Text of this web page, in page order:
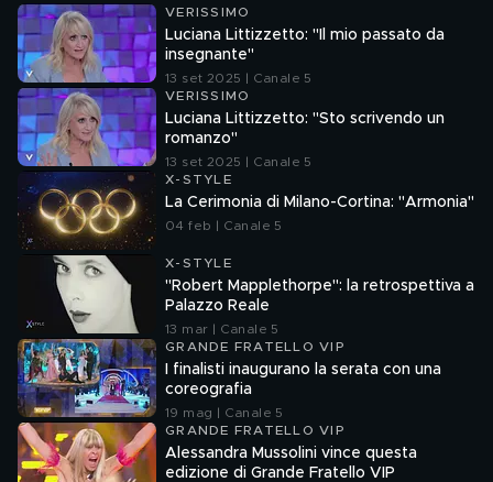
VERISSIMO
Luciana Littizzetto: "Il mio passato da
insegnante"
13 set 2025 | Canale 5
VERISSIMO
Luciana Littizzetto: "Sto scrivendo un
romanzo"
13 set 2025 | Canale 5
X-STYLE
La Cerimonia di Milano-Cortina: "Armonia"
04 feb | Canale 5
X-STYLE
"Robert Mapplethorpe": la retrospettiva a
Palazzo Reale
13 mar | Canale 5
GRANDE FRATELLO VIP
I finalisti inaugurano la serata con una
coreografia
19 mag | Canale 5
GRANDE FRATELLO VIP
Alessandra Mussolini vince questa
edizione di Grande Fratello VIP